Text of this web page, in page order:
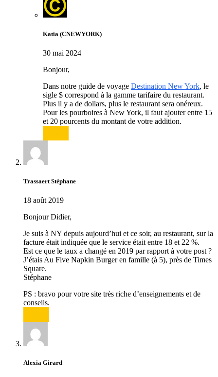
Katia (CNEWYORK)
30 mai 2024
Bonjour,
Dans notre guide de voyage Destination New York, le
sigle $ correspond à la gamme tarifaire du restaurant.
Plus il y a de dollars, plus le restaurant sera onéreux.
Pour les pourboires à New York, il faut ajouter entre 15
et 20 pourcents du montant de votre addition.
Trassaert Stéphane
18 août 2019
Bonjour Didier,
Je suis à NY depuis aujourd’hui et ce soir, au restaurant, sur la
facture était indiquée que le service était entre 18 et 22 %.
Est ce que le taux a changé en 2019 par rapport à votre post ?
J’étais Au Five Napkin Burger en famille (à 5), près de Times
Square.
Stéphane
PS : bravo pour votre site très riche d’enseignements et de
conseils.
Alexia Girard